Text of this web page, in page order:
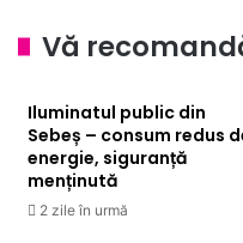
Vă
Iluminatul public din
Sebeș – consum redus
energie, siguranță
menținută
2 zile în urmă